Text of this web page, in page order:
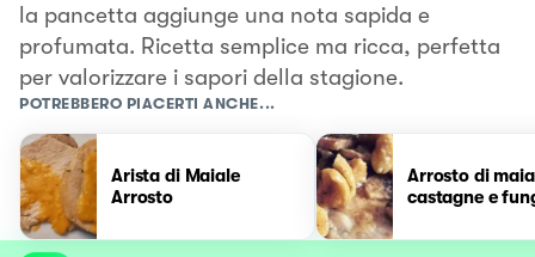
la pancetta aggiunge una nota sapida e
profumata. Ricetta semplice ma ricca, perfetta
per valorizzare i sapori della stagione.
POTREBBERO PIACERTI ANCHE...
Arista di Maiale
Arrosto
Arrosto di
castagne e